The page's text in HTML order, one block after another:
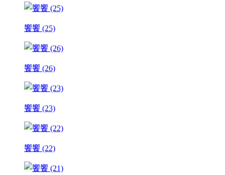
饗饗 (25)
饗饗 (26)
饗饗 (23)
饗饗 (22)